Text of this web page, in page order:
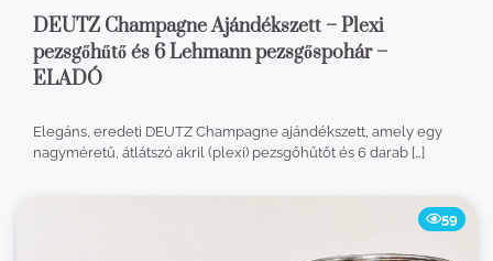
DEUTZ Champagne Ajándékszett – Plexi
pezsgőhűtő és 6 Lehmann pezsgőspohár –
ELADÓ
Elegáns, eredeti DEUTZ Champagne ajándékszett, amely egy
nagyméretű, átlátszó akril (plexi) pezsgőhűtőt és 6 darab […]
59